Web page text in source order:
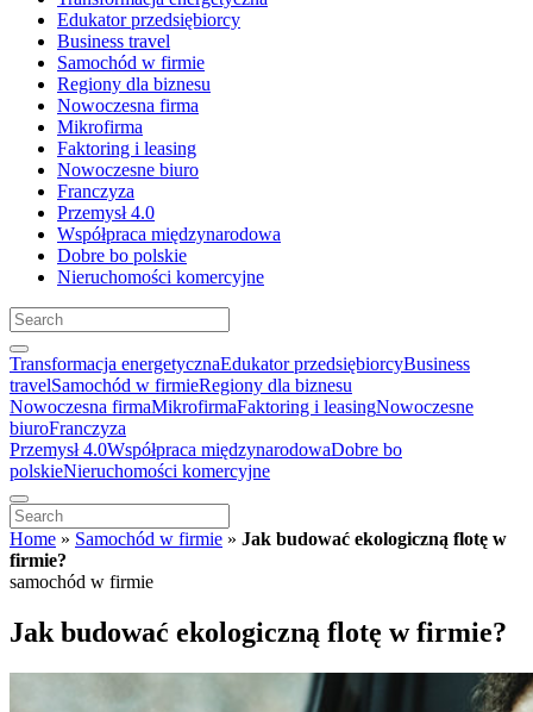
Edukator przedsiębiorcy
Business travel
Samochód w firmie
Regiony dla biznesu
Nowoczesna firma
Mikrofirma
Faktoring i leasing
Nowoczesne biuro
Franczyza
Przemysł 4.0
Współpraca międzynarodowa
Dobre bo polskie
Nieruchomości komercyjne
Transformacja energetycznaEdukator przedsiębiorcyBusiness
travelSamochód w firmieRegiony dla biznesu
Nowoczesna firmaMikrofirmaFaktoring i leasingNowoczesne
biuroFranczyza
Przemysł 4.0Współpraca międzynarodowaDobre bo
polskieNieruchomości komercyjne
Home » Samochód w firmie » Jak budować ekologiczną flotę w
firmie?
samochód w firmie
Jak budować ekologiczną flotę w firmie?